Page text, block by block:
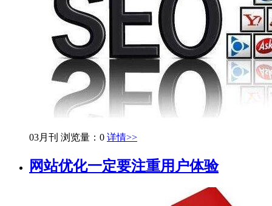
03月刊 浏览量：0 详情>>
网站优化一定要注重用户体验